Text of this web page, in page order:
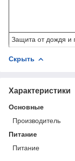
Защита от дождя и
Скрыть
Характеристики
Основные
Производитель
Питание
Питание